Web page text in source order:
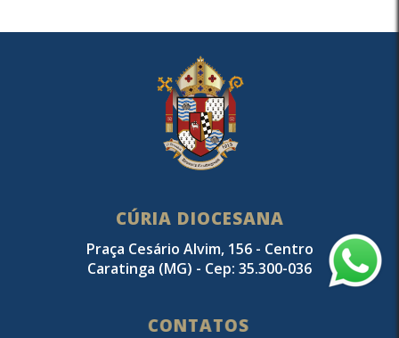
CÚRIA DIOCESANA
Praça Cesário Alvim, 156 - Centro
Caratinga (MG) - Cep: 35.300-036
CONTATOS